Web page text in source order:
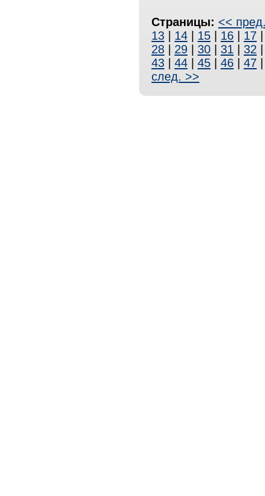
Страницы: <<
13
14 15 16 17
28
29 30 31 32
43
44 45 46 47
след. >>